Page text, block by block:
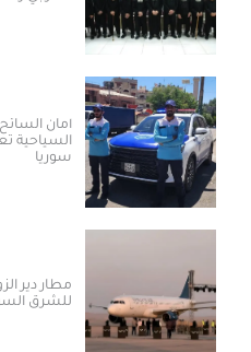
أمان السائح ونغمات
السياحية تعزز تجربة
سوريا
مطار دير الزور الدولي..
للشرق السوري نبضه